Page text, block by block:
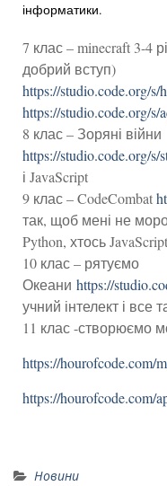
інформатики.
7 клас – minecraft 3-4
добрий вступ)
https://studio.code.org/s/
https://studio.code.org/s/
8 клас – Зоряні війни
https://studio.code.org/s/
і JavaScript
9 клас – CodeCombat
так, щоб мені не
Python, хтось
10 клас – рятуємо
Океани https://
учний інтелект і все
11 клас -створюємо
https://hourofcode.com/
https://hourofcode.com/
Новини